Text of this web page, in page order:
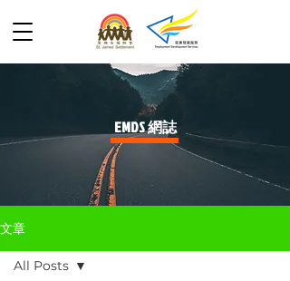
​EMDS 網誌
文章
All Posts